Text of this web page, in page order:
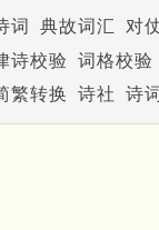
词 典故词汇 对
诗校验 词格校验
繁转换 诗社 诗